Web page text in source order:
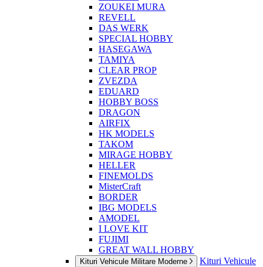
ZOUKEI MURA
REVELL
DAS WERK
SPECIAL HOBBY
HASEGAWA
TAMIYA
CLEAR PROP
ZVEZDA
EDUARD
HOBBY BOSS
DRAGON
AIRFIX
HK MODELS
TAKOM
MIRAGE HOBBY
HELLER
FINEMOLDS
MisterCraft
BORDER
IBG MODELS
AMODEL
I LOVE KIT
FUJIMI
GREAT WALL HOBBY
Kituri Vehicule Militare Moderne
Kituri Vehicule